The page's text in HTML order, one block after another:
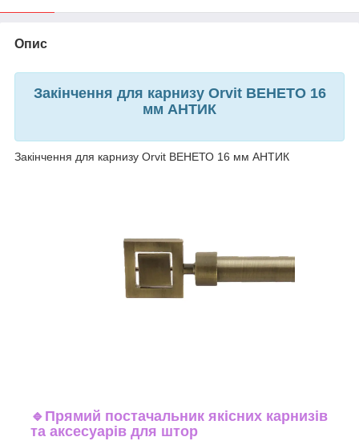
Опис
Закінчення для карнизу Orvit ВЕНЕТО 16
мм АНТИК
Закінчення для карнизу Orvit ВЕНЕТО 16 мм АНТИК
🔹 Прямий постачальник якісних карнизів
та аксесуарів для штор